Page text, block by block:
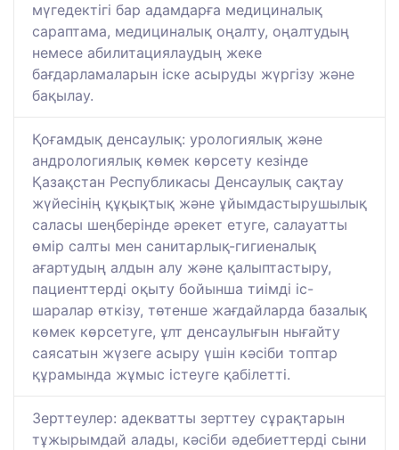
мүгедектігі бар адамдарға медициналық
сараптама, медициналық оңалту, оңалтудың
немесе абилитациялаудың жеке
бағдарламаларын іске асыруды жүргізу және
бақылау.
Қоғамдық денсаулық: урологиялық және
андрологиялық көмек көрсету кезінде
Қазақстан Республикасы Денсаулық сақтау
жүйесінің құқықтық және ұйымдастырушылық
саласы шеңберінде әрекет етуге, салауатты
өмір салты мен санитарлық-гигиеналық
ағартудың алдын алу және қалыптастыру,
пациенттерді оқыту бойынша тиімді іс-
шаралар өткізу, төтенше жағдайларда базалық
көмек көрсетуге, ұлт денсаулығын нығайту
саясатын жүзеге асыру үшін кәсіби топтар
құрамында жұмыс істеуге қабілетті.
Зерттеулер: адекватты зерттеу сұрақтарын
тұжырымдай алады, кәсіби әдебиеттерді сыни